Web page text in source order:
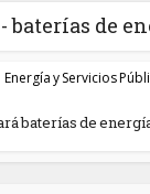
baterías de
Energía y Servicios
baterías de